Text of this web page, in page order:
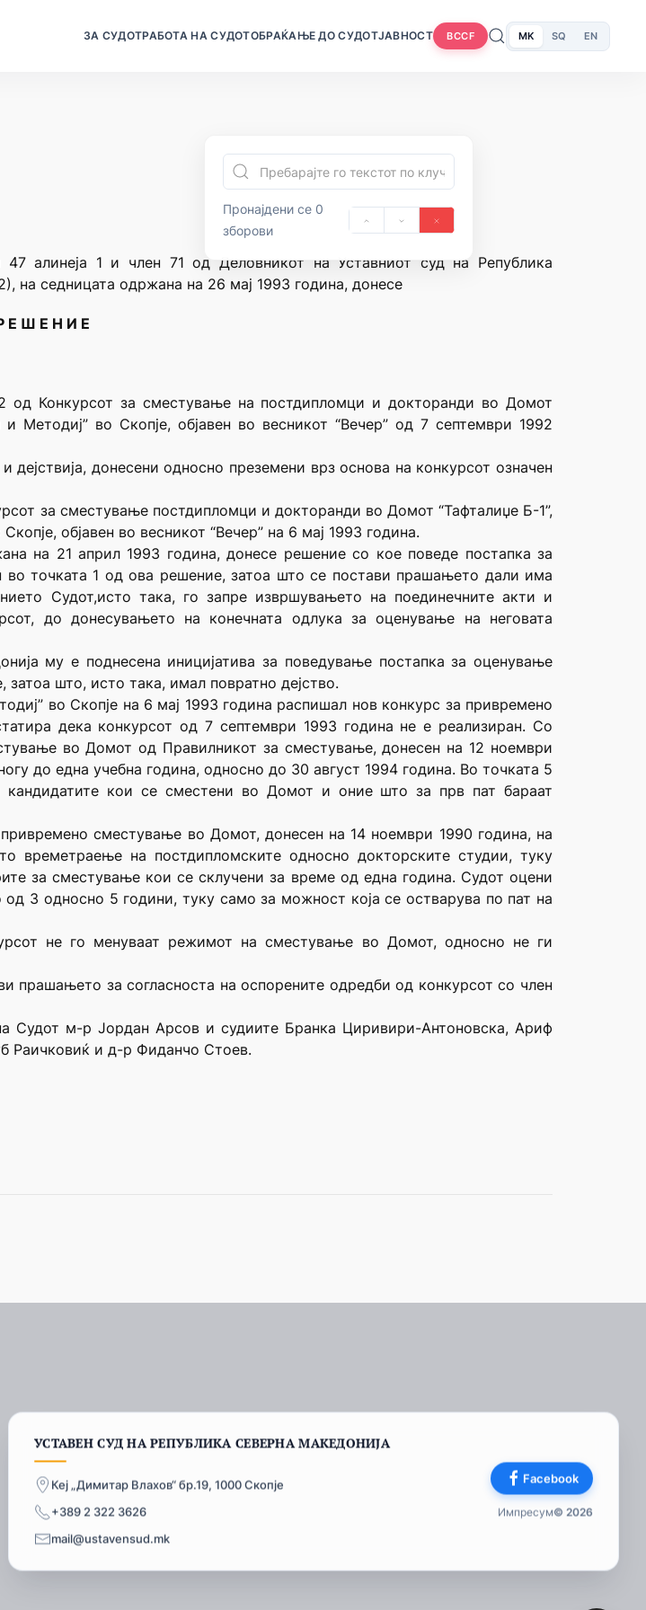
ЗА СУДОТРАБОТА НА СУДОТОБРАЌАЊЕ ДО СУДОТЈАВНОСТ BCCF MK SQ EN
Пронајдени се 0
зборови
алинеја 1 и член 71 од Деловникот на Уставниот суд на Република
на седницата одржана на 26 мај 1993 година, донесе
Е Ш Е Н И Е
од Конкурсот за сместување на постдипломци и докторанди во Домот
Методиј” во Скопје, објавен во весникот “Вечер” од 7 септември 1992
донесени односно преземени врз основа на конкурсот означен
за сместување постдипломци и докторанди во Домот “Тафталиџе Б-1”,
објавен во весникот “Вечер” на 6 мај 1993 година.
на 21 април 1993 година, донесе решение со кое поведе постапка за
точката 1 од ова решение, затоа што се постави прашањето дали има
Судот,исто така, го запре извршувањето на поединечните акти и
до донесувањето на конечната одлука за оценување на неговата
му е поднесена иницијатива за поведување постапка за оценување
што, исто така, имал повратно дејство.
во Скопје на 6 мај 1993 година распишал нов конкурс за привремено
дека конкурсот од 7 септември 1993 година не е реализиран. Со
во Домот од Правилникот за сместување, донесен на 12 ноември
до една учебна година, односно до 30 август 1994 година. Во точката 5
кои се сместени во Домот и оние што за прв пат бараат
сместување во Домот, донесен на 14 ноември 1990 година, на
времетраење на постдипломските односно докторските студии, туку
за сместување кои се склучени за време од една година. Судот оцени
3 односно 5 години, туку само за можност која се остварува по пат на
не го менуваат режимот на сместување во Домот, односно не ги
прашањето за согласноста на оспорените одредби од конкурсот со член
Судот м-р Јордан Арсов и судиите Бранка Циривири-Антоновска, Ариф
Раичковиќ и д-р Фиданчо Стоев.
УСТАВЕН СУД НА РЕПУБЛИКА СЕВЕРНА МАКЕДОНИЈА
Кеј „Димитар Влахов“ бр.19, 1000 Скопје
+389 2 322 3626
mail@ustavensud.mk
Facebook
Импресум© 2026